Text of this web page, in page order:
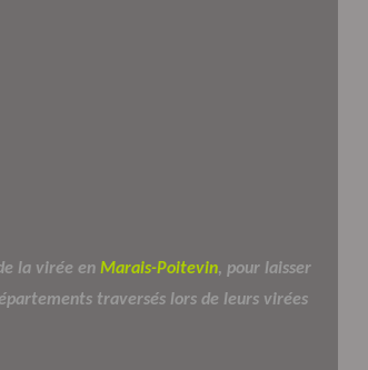
la virée en Marais-Poitevin, pour laisser
traversés lors de leurs virées